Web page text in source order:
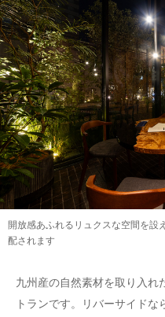
開放感あふれるリュクスな空間を設
配されます
九州産の自然素材を取り入れ
トランです。リバーサイド